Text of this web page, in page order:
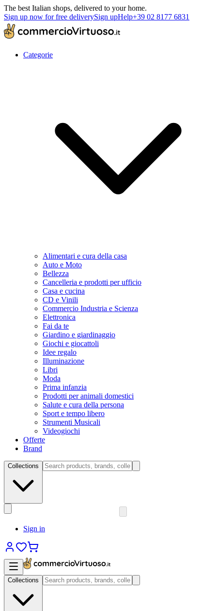
The best Italian shops, delivered to your home.
Sign up now for free deliverySign upHelp+39 02 8177 6831
Categorie
Alimentari e cura della casa
Auto e Moto
Bellezza
Cancelleria e prodotti per ufficio
Casa e cucina
CD e Vinili
Commercio Industria e Scienza
Elettronica
Fai da te
Giardino e giardinaggio
Giochi e giocattoli
Idee regalo
Illuminazione
Libri
Moda
Prima infanzia
Prodotti per animali domestici
Salute e cura della persona
Sport e tempo libero
Strumenti Musicali
Videogiochi
Offerte
Brand
Collections
Sign in
Collections